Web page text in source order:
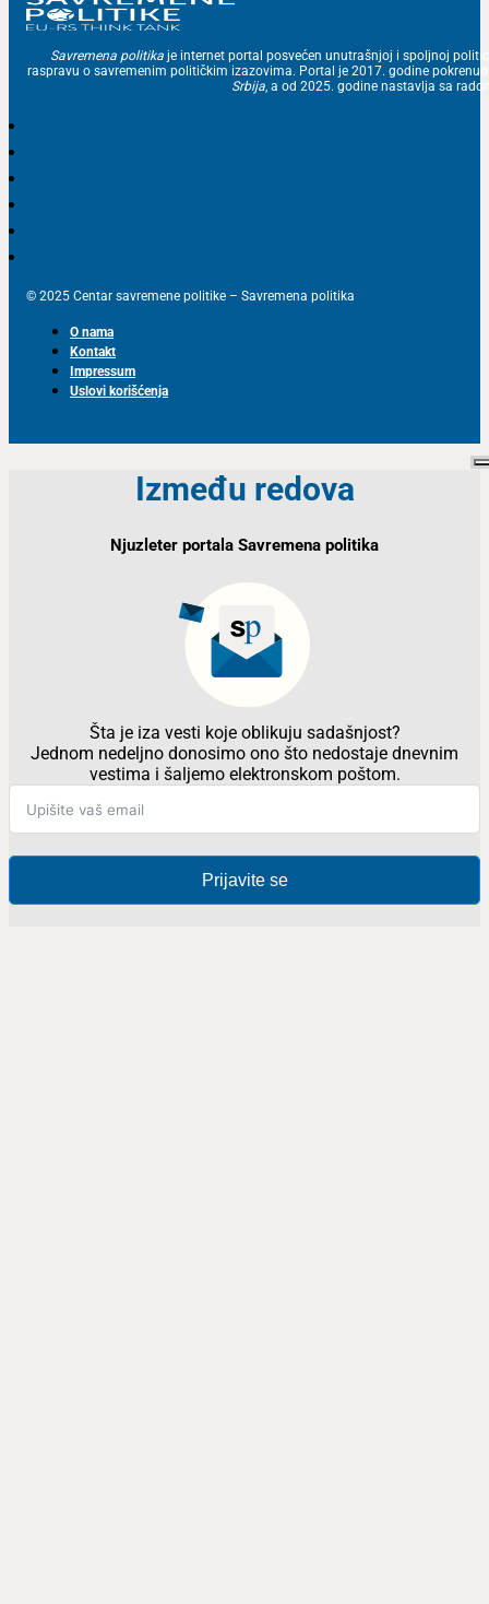
Savremena politika je internet portal posvećen unutrašnjoj i spoljnoj
raspravu o savremenim političkim izazovima. Portal je 2017. godine
Srbija , a od 2025. godine nastavlja sa
© 2025 Centar savremene politike – Savremena politika
O nama
Kontakt
Impressum
Uslovi korišćenja
Između redova
Njuzleter portala Savremena politika
Šta je iza vesti koje oblikuju sadašnjost?
Jednom nedeljno donosimo ono što nedostaje dnevnim
vestima i šaljemo elektronskom poštom.
Prijavite se